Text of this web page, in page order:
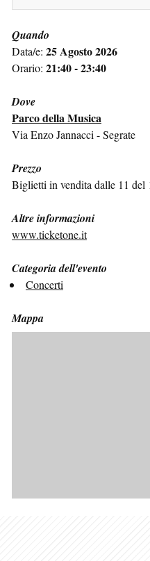
Quando
Data/e: 25 Agosto 2026
Orario: 21:40 - 23:40
Dove
Parco della Musica
Via Enzo Jannacci - Segrate
Prezzo
Biglietti in vendita dalle 11 del
Altre informazioni
www.ticketone.it
Categoria dell'evento
Concerti
Mappa